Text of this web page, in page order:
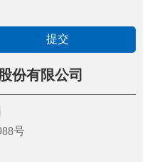
提交
份有限公司
号